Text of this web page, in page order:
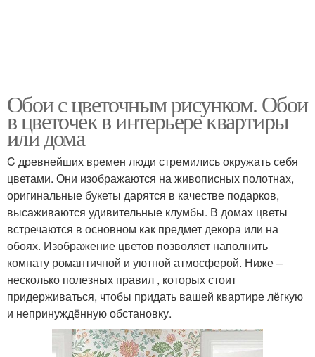
Обои с цветочным рисунком. Обои
в цветочек в интерьере квартиры
или дома
C древнейших времен люди стремились окружать себя
цветами. Они изображаются на живописных полотнах,
оригинальные букеты дарятся в качестве подарков,
высаживаются удивительные клумбы. В домах цветы
встречаются в основном как предмет декора или на
обоях. Изображение цветов позволяет наполнить
комнату романтичной и уютной атмосферой. Ниже –
несколько полезных правил , которых стоит
придерживаться, чтобы придать вашей квартире лёгкую
и непринуждённую обстановку.